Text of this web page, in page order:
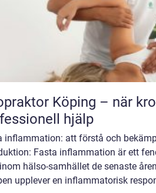
Köping – när
hjälp
inflammation: att förstå och
Fasta inflammation är ett
hälso-samhället de senaste
upplever en inflammatorisk